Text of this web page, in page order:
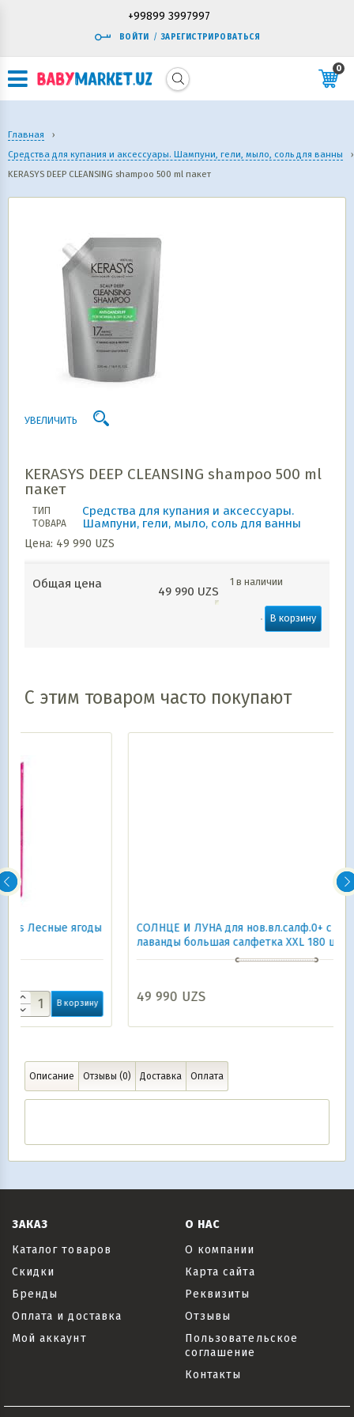
+99899 3997997
ВОЙТИ / ЗАРЕГИСТРИРОВАТЬСЯ
0
Главная
›
Средства для купания и аксессуары. Шампуни, гели, мыло, соль для ванны
›
KERASYS DEEP CLEANSING shampoo 500 ml пакет
УВЕЛИЧИТЬ
KERASYS DEEP CLEANSING shampoo 500 ml
пакет
ТИП
ТОВАРА
Средства для купания и аксессуары.
Шампуни, гели, мыло, соль для ванны
Цена: 49 990 UZS
Общая цена
49 990 UZS
1 в наличии
В корзину
С этим товаром часто покупают
СОЛНЦЕ И ЛУНА для нов.вл.салф.0+ с отваром
лаванды большая салфетка XXL 180 шт.
49 990UZS
Описание Отзывы (0) Доставка Оплата
ЗАКАЗ
Каталог товаров
Скидки
Бренды
Оплата и доставка
Мой аккаунт
О НАС
О компании
Карта сайта
Реквизиты
Отзывы
Пользовательское
соглашение
Контакты